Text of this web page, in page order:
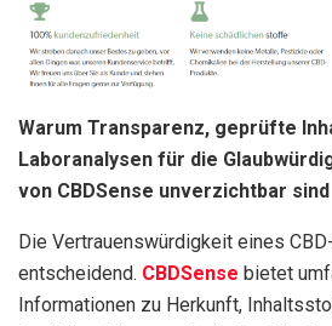
Warum Transparenz, geprüfte
Laboranalysen für die
von CBDSense unverzichtbar sind
Die Vertrauenswürdigkeit eines
entscheidend. CBDSense bietet
Informationen zu Herkunft,